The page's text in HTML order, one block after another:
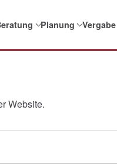
Planung Vergabe
Website.